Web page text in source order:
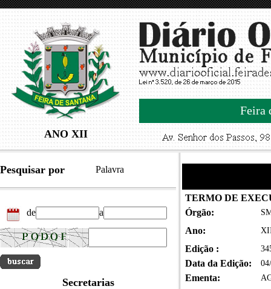
ANO XII
Feira
Pesquisar por Palavra
de a
Secretarias
TERMO DE
Órgão:
Ano:
Edição :
Data da Edição:
Ementa: